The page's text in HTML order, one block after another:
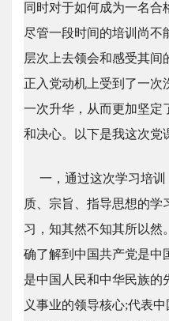
同时对于如何成为一名合
尽管一段时间的培训尚不
层次上去领会和感受其间
正入党动机上受到了一次
一次升华，从而更加坚定
和决心。以下是我这次党
一，通过这次学习培
质、宗旨、指导思想的学
习，知其然不知其所以然
确了解到中国共产党是中
是中国人民和中华民族的
义事业的领导核心;代表